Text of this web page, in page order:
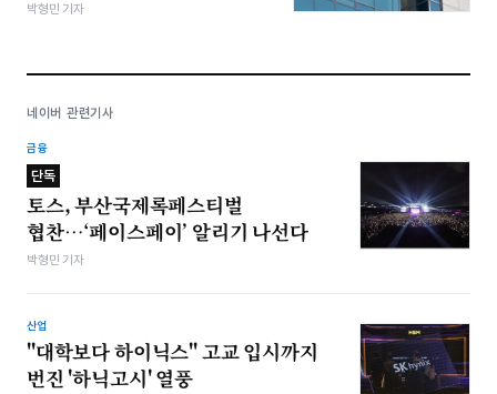
박형민 기자
네이버 관련기사
금융
단독
토스, 부산국제록페스티벌
협찬…‘페이스페이’ 알리기 나선다
박형민 기자
산업
"대학보다 하이닉스" 고교 입시까지
번진 '하닉고시' 열풍